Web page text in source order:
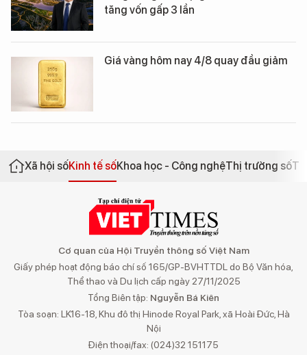
tăng vốn gấp 3 lần
Giá vàng hôm nay 4/8 quay đầu giảm
Xã hội sốKinh tế sốKhoa học - Công nghệThị trường số
Cơ quan của Hội Truyền thông số Việt Nam
Giấy phép hoạt động báo chí số 165/GP-BVHTTDL do Bộ Văn hóa,
Thể thao và Du lịch cấp ngày 27/11/2025
Tổng Biên tập: Nguyễn Bá Kiên
Tòa soạn: LK16-18, Khu đô thị Hinode Royal Park, xã Hoài Đức, Hà
Nội
Điện thoại/fax: (024)32 151175